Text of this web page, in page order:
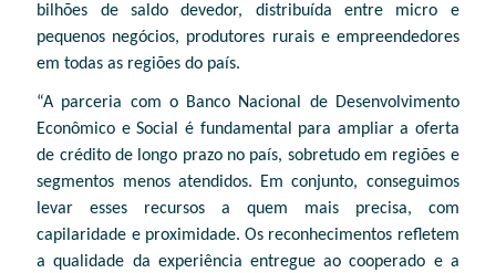
bilhões de saldo devedor, distribuída entre micro e
pequenos negócios, produtores rurais e empreendedores
em todas as regiões do país.
“A parceria com o Banco Nacional de Desenvolvimento
Econômico e Social é fundamental para ampliar a oferta
de crédito de longo prazo no país, sobretudo em regiões e
segmentos menos atendidos. Em conjunto, conseguimos
levar esses recursos a quem mais precisa, com
capilaridade e proximidade. Os reconhecimentos refletem
a qualidade da experiência entregue ao cooperado e a